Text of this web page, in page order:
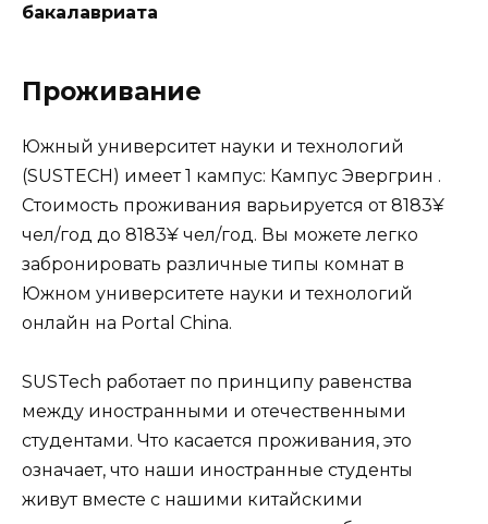
бакалавриата
Проживание
Южный университет науки и технологий
(SUSTECH) имеет 1 кампус: Кампус Эвергрин .
Стоимость проживания варьируется от 8183¥
чел/год до 8183¥ чел/год. Вы можете легко
забронировать различные типы комнат в
Южном университете науки и технологий
онлайн на Portal China.
SUSTech работает по принципу равенства
между иностранными и отечественными
студентами. Что касается проживания, это
означает, что наши иностранные студенты
живут вместе с нашими китайскими